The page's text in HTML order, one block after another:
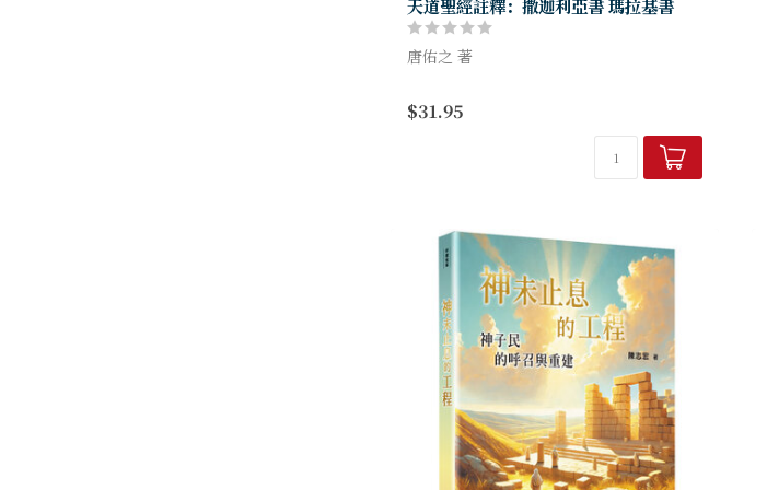
天道聖經註釋：撒迦利亞書 瑪拉基書
唐佑之 著
卷。本書不僅傳出復興的信息，內中包含最
重要的真理：彌賽亞的預言，審判之後有拯
$31.95